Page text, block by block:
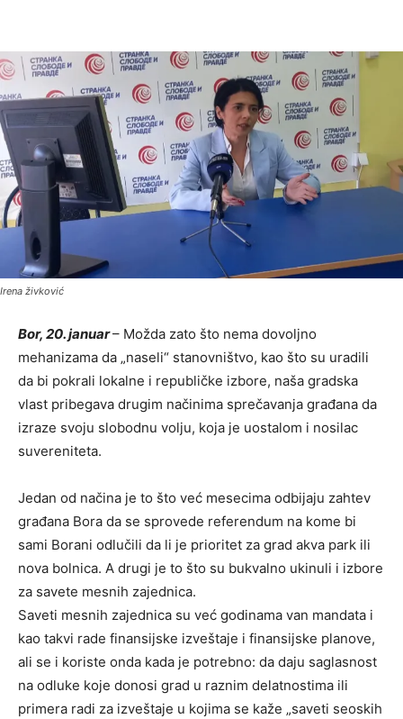
Irena živković
Bor, 20. januar– Možda zato što nema dovoljno
mehanizama da „naseli“ stanovništvo, kao što su uradili
da bi pokrali lokalne i republičke izbore, naša gradska
vlast pribegava drugim načinima sprečavanja građana da
izraze svoju slobodnu volju, koja je uostalom i nosilac
suvereniteta.
Jedan od načina je to što već mesecima odbijaju zahtev
građana Bora da se sprovede referendum na kome bi
sami Borani odlučili da li je prioritet za grad akva park ili
nova bolnica. A drugi je to što su bukvalno ukinuli i izbore
za savete mesnih zajednica.
Saveti mesnih zajednica su već godinama van mandata i
kao takvi rade finansijske izveštaje i finansijske planove,
ali se i koriste onda kada je potrebno: da daju saglasnost
na odluke koje donosi grad u raznim delatnostima ili
primera radi za izveštaje u kojima se kaže „saveti seoskih